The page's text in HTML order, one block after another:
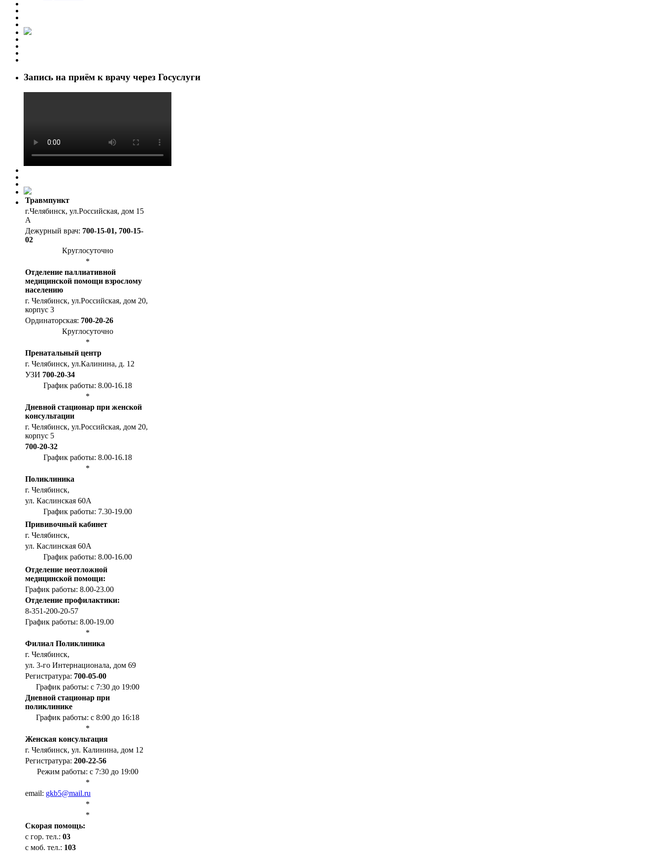
Запись на приём к врачу через Госуслуги
Травмпункт
г.Челябинск, ул.Российская, дом 15
А
Дежурный врач: 700-15-01, 700-15-
02
Круглосуточно
*
Отделение паллиативной
медицинской помощи взрослому
населению
г. Челябинск, ул.Российская, дом 20,
корпус 3
Ординаторская: 700-20-26
Круглосуточно
*
Пренатальный центр
г. Челябинск, ул.Калинина, д. 12
УЗИ 700-20-34
График работы: 8.00-16.18
*
Дневной стационар при женской
консультации
г. Челябинск, ул.Российская, дом 20,
корпус 5
700-20-32
График работы: 8.00-16.18
*
Поликлиника
г. Челябинск,
ул. Каслинская 60А
График работы: 7.30-19.00
Прививочный кабинет
г. Челябинск,
ул. Каслинская 60А
График работы: 8.00-16.00
Отделение неотложной
медицинской помощи:
График работы: 8.00-23.00
Отделение профилактики:
8-351-200-20-57
График работы: 8.00-19.00
*
Филиал Поликлиника
г. Челябинск,
ул. 3-го Интернационала, дом 69
Регистратура: 700-05-00
График работы: с 7:30 до 19:00
Дневной стационар при
поликлинике
График работы: с 8:00 до 16:18
*
Женская консультация
г. Челябинск, ул. Калинина, дом 12
Регистратура: 200-22-56
Режим работы: с 7:30 до 19:00
*
email: gkb5@mail.ru
*
*
Cкорая помощь:
с гор. тел.: 03
с моб. тел.: 103